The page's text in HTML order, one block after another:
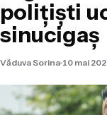
polițiști
sinucigaș
Văduva Sorina 10 mai